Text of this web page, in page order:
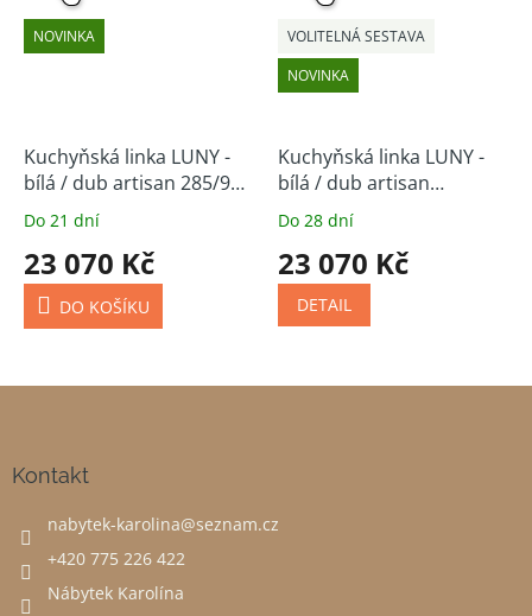
NOVINKA
Kuchyňská linka LUNY -
bílá / dub artisan 285/95
cm
Do 21 dní
23 070 Kč
DO KOŠÍKU
NOVINKA
VOLITELNÁ SESTAVA
Kuchyňská linka LUNY -
bílá / dub artisan
(volitelná sestava)
Do 28 dní
23 070 Kč
DETAIL
Kontakt
nabytek-karolina@seznam.cz
+420 775 226 422
Nábytek Karolína